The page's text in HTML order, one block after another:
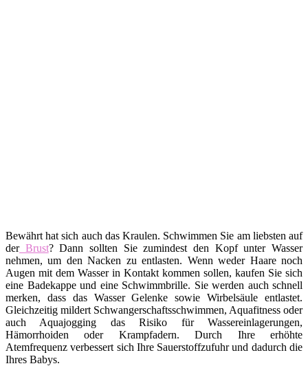
Bewährt hat sich auch das Kraulen. Schwimmen Sie am liebsten auf
derBrust? Dann sollten Sie zumindest den Kopf unter Wasser
nehmen, um den Nacken zu entlasten. Wenn weder Haare noch
Augen mit dem Wasser in Kontakt kommen sollen, kaufen Sie sich
eine Badekappe und eine Schwimmbrille. Sie werden auch schnell
merken, dass das Wasser Gelenke sowie Wirbelsäule entlastet.
Gleichzeitig mildert Schwangerschaftsschwimmen, Aquafitness oder
auch Aquajogging das Risiko für Wassereinlagerungen,
Hämorrhoiden oder Krampfadern. Durch Ihre erhöhte
Atemfrequenz verbessert sich Ihre Sauerstoffzufuhr und dadurch die
Ihres Babys.